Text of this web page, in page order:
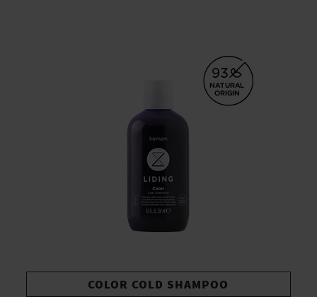
COLOR COLD SHAMPOO